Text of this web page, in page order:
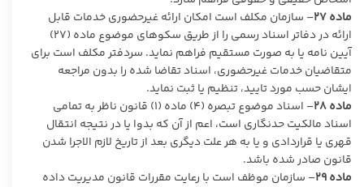
ماده۲۷– سازمان مکلف است امکان ارائه غیرحضوری خدمات قابل
ارائه در دفاتر اسناد رسمی را از طریق سکوهای موضوع ماده (۲۷)
آیین نامه یا به صورت مستقیم فراهم نماید. سردفتر مکلف است برای
متقاضیان خدمات غیرحضوری، اسناد تقاضا شده را بدون مراجعه
ایشان حسب مورد تایید، تنظیم یا ثبت نماید.
ماده۲۸
– اسناد موضوع تبصره (۴) ماده (۱) قانون ناظر به تمامی
اسناد مالکیت حدنگاری است، اعم از آن که بدوا یا در نتیجه انتقال
قهری یا قراردادی و یا به هر علت دیگری بعد از تاریخ لازم الاجرا شدن
قانون صادر شده باشد.
ماده۲۹– سازمان موظف است با رعایت مقررات قانون مدیریت داده